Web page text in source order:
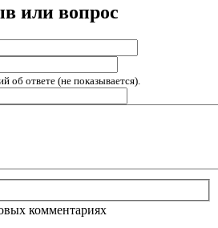
или вопрос
об ответе (не показывается).
комментариях